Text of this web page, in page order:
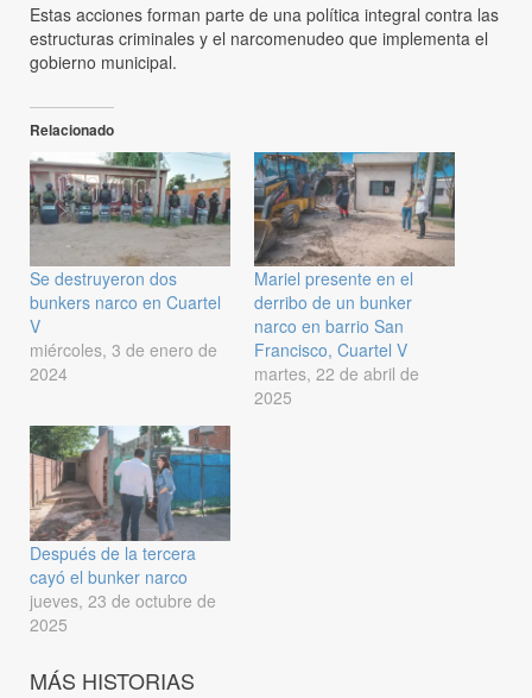
Estas acciones forman parte de una política integral contra las
estructuras criminales y el narcomenudeo que implementa el
gobierno municipal.
Relacionado
Se destruyeron dos
bunkers narco en Cuartel
V
miércoles, 3 de enero de
2024
Mariel presente en el
derribo de un bunker
narco en barrio San
Francisco, Cuartel V
martes, 22 de abril de
2025
Después de la tercera
cayó el bunker narco
jueves, 23 de octubre de
2025
MÁS HISTORIAS